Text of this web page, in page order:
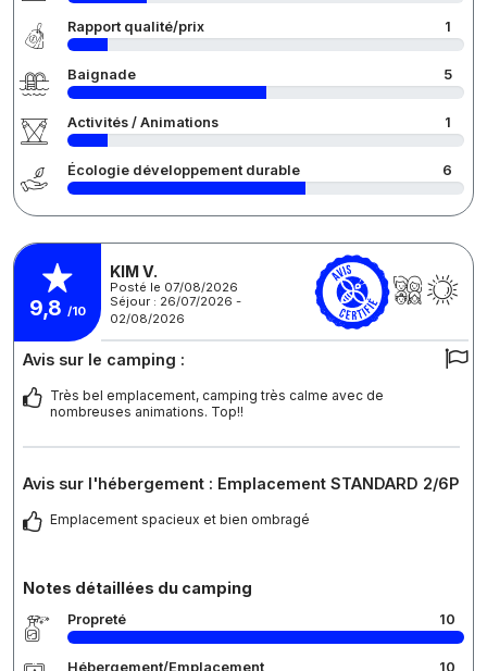
Rapport qualité/prix 1
Baignade 5
Activités / Animations 1
Écologie développement durable 6
9,8 /10
KIM V.
Posté le 07/08/2026
Séjour : 26/07/2026 -
02/08/2026
Avis sur le camping :
Très bel emplacement, camping très calme avec de
nombreuses animations. Top!!
Avis sur l'hébergement : Emplacement STANDARD 2/6P
Emplacement spacieux et bien ombragé
Notes détaillées du camping
Propreté 10
Hébergement/Emplacement 10